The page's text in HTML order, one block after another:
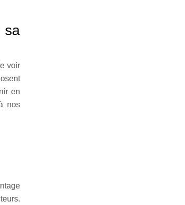
sa
voir
en
nos